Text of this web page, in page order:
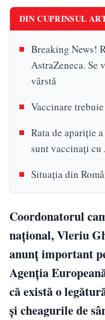
DIN CUPRINSUL
Breaking News!
AstraZeneca. Se
vârstă
Vaccinare
Rata de apariție
sunt vaccinați cu
Situația din
Coordonatorul
național, Vleriu
anunț important
Agenția
că există o
și cheagurile de